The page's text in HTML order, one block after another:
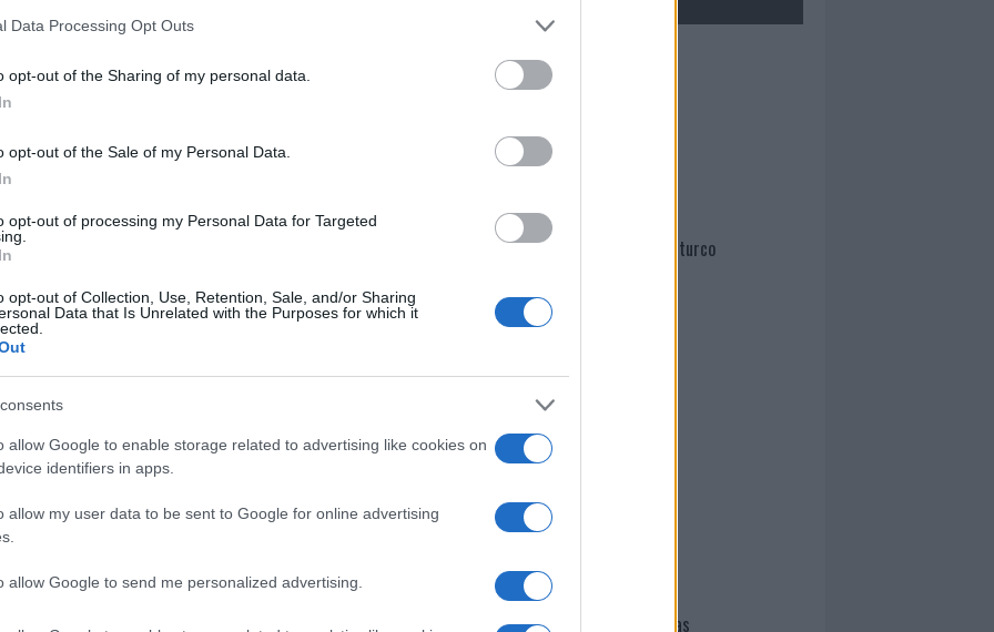
Data Processing Opt Outs
opt-out of the Sharing of my personal data.
opt-out of the Sale of my Personal Data.
opt-out of processing my Personal Data for Targeted
opt-out of Collection, Use, Retention, Sale, and/or Sharing
Data that Is Unrelated with the Purposes for which it
allow Google to enable storage related to advertising like cookies on
identifiers in apps.
allow my user data to be sent to Google for online advertising
allow Google to send me personalized advertising.
poliambulatorio di Odontoiatria
Olbia emerge dai numeri. Gli
sette al giorno
, che andavano a sommarsi a
lunga lista delle visite su prenotazione –
immediato dell’assessore. Nelle
un intervento urgente sono
di odontoiatria di Tempio
copertura di tutta la settimana”.
cliccando
nella sezioneLogindal menù del sito o
Mario Malu
Paolo Pinna
Martina Agostina Diturco
I nostri cari
I nostri cari
Giovannimaria Cabras